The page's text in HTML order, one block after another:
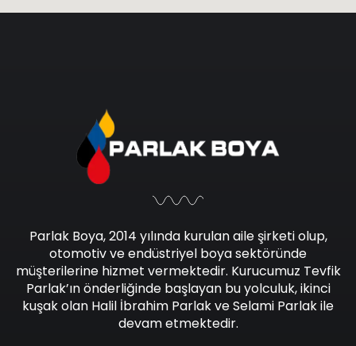
Parlak Boya, 2014 yılında kurulan aile şirketi olup,
otomotiv ve endüstriyel boya sektöründe
müşterilerine hizmet vermektedir. Kurucumuz Tevfik
Parlak’ın önderliğinde başlayan bu yolculuk, ikinci
kuşak olan Halil İbrahim Parlak ve Selami Parlak ile
devam etmektedir.